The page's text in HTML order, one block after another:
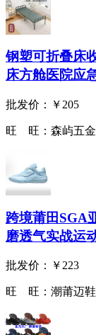
钢塑可折叠床
床方舱医院应
批发价： ￥205
旺 旺： 森屿五
跨境莆田SGA
磨透气实战运
批发价： ￥223
旺 旺： 潮莆迈